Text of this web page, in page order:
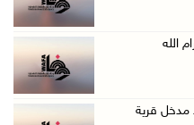
منازل ...
الله
مدخل قرية